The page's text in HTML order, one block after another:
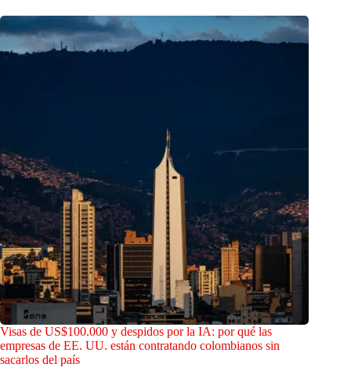
Visas de US$100.000 y despidos por la IA: por qué las
empresas de EE. UU. están contratando colombianos sin
sacarlos del país